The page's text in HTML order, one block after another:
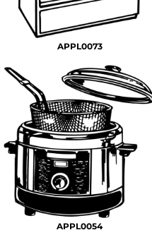
APPL0073
APPL0054